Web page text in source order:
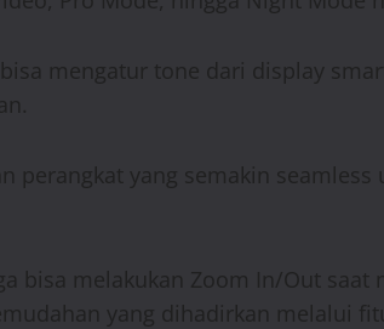
mengatur tone dari display
perangkat yang semakin
bisa melakukan Zoom In/Out
yang dihadirkan melalui